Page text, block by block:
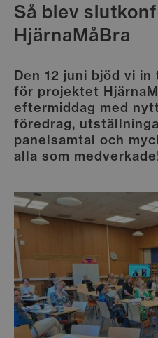
Så blev
HjärnaMåBra
Den 12 juni bjöd vi
för projektet
eftermiddag med
föredrag,
panelsamtal och
alla som